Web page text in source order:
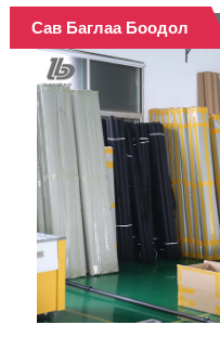
Сав Баглаа Боодол